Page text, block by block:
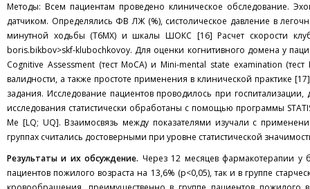
Методы: Всем пациентам проведено клиническое обследование.
датчиком. Определялись ФВ ЛЖ (%), систолическое давление в
минутной ходьбы (Т6МХ) и шкалы ШОКС [16] Расчет скорости
boris.bikbov>skf-klubochkovoy. Для оценки когнитивного домена у
Cognitive Assessment (тест МоСА) и Mini-mental state examination
валидности, а также простоте применения в клинической практике
задания. Исследование пациентов проводилось при
исследования статистически обработаны с помощью программы
Ме [LQ; UQ]. Взаимосвязь между показателями изучали с
группах считались достоверными при уровне статистической
Результаты и их обсуждение. Через 12 месяцев фармакотерапии у
пациентов пожилого возраста на 13,6% (p<0,05), так и в группе